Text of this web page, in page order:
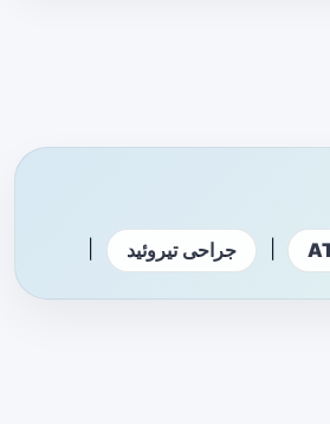
جراحی تیروئید